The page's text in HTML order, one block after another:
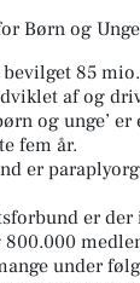
Børn og
bevilget 85
af og
og unge’
fem år.
er
er
under